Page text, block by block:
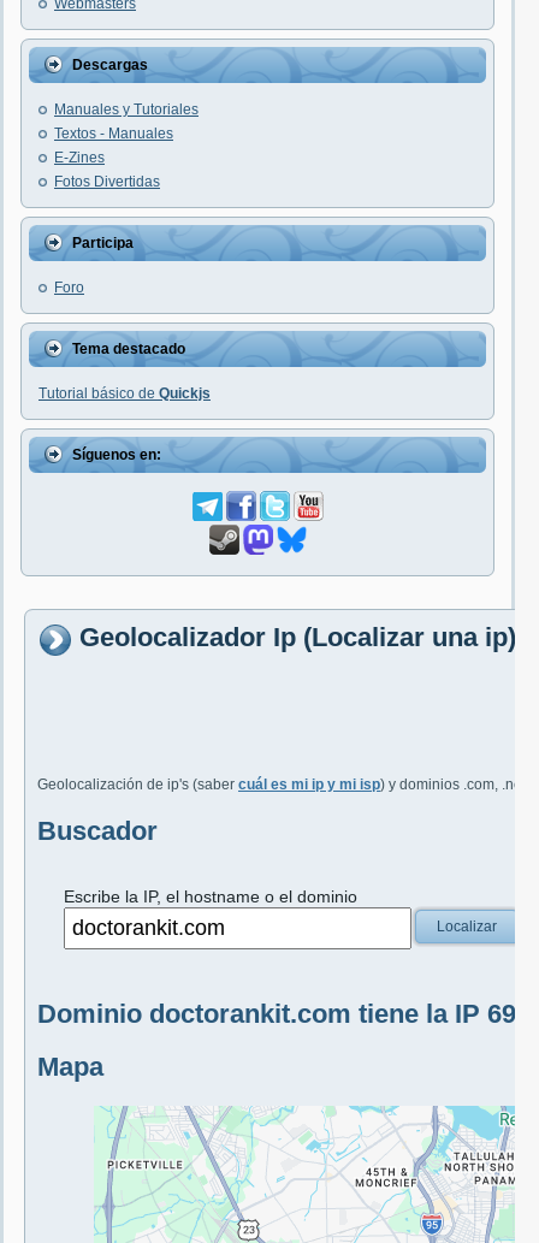
Webmasters
Descargas
Manuales y Tutoriales
Textos - Manuales
E-Zines
Fotos Divertidas
Participa
Foro
Tema destacado
Tutorial básico de Quickjs
Síguenos en:
Geolocalizador Ip (Localizar una ip)
Geolocalización de ip's (saber cuál es mi ip y mi isp) y dominios .com, .net,
Buscador
Escribe la IP, el hostname o el dominio
Localizar
Dominio doctorankit.com tiene la IP
Mapa